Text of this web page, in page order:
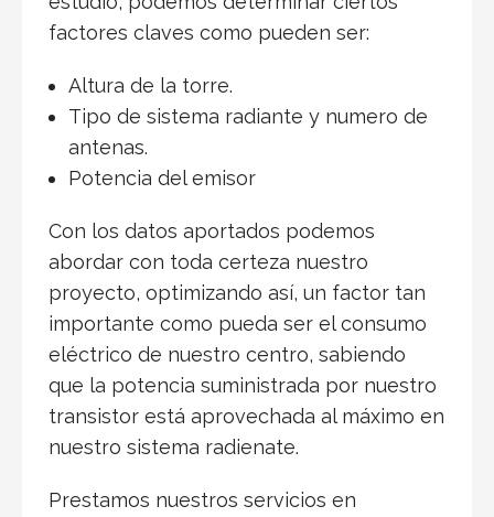
factores claves como pueden ser:
Altura de la torre.
Tipo de sistema radiante y numero de
antenas.
Potencia del emisor
Con los datos aportados podemos
abordar con toda certeza nuestro
proyecto, optimizando así, un factor tan
importante como pueda ser el consumo
eléctrico de nuestro centro, sabiendo
que la potencia suministrada por nuestro
transistor está aprovechada al máximo en
nuestro sistema radienate.
Prestamos nuestros servicios en